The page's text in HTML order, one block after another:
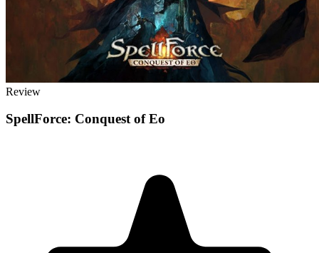
Review
SpellForce: Conquest of Eo